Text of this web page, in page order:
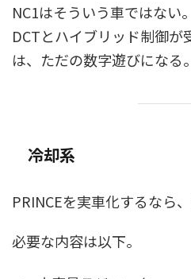
NC1はそういう車ではない。
DCTとハイブリッド制御が
は、ただの数字遊びになる。
冷却系
PRINCEを実車化するなら
必要な内容は以下。